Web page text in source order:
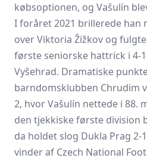
købsoptionen, og Vašulín
I foråret 2021 brillerede han
over Viktoria Žižkov og
første seniorske hattrick i 4-
Vyšehrad. Dramatiske
barndomsklubben Chrudim
2, hvor Vašulín nettede i 88.
den tjekkiske første division
da holdet slog Dukla Prag 2-
vinder af Czech National